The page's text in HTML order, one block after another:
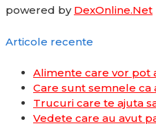
powered by DexOnline.Net
Articole recente
Alimente care vor pot
Care sunt semnele ca
Trucuri care te ajuta
Vedete care au avut